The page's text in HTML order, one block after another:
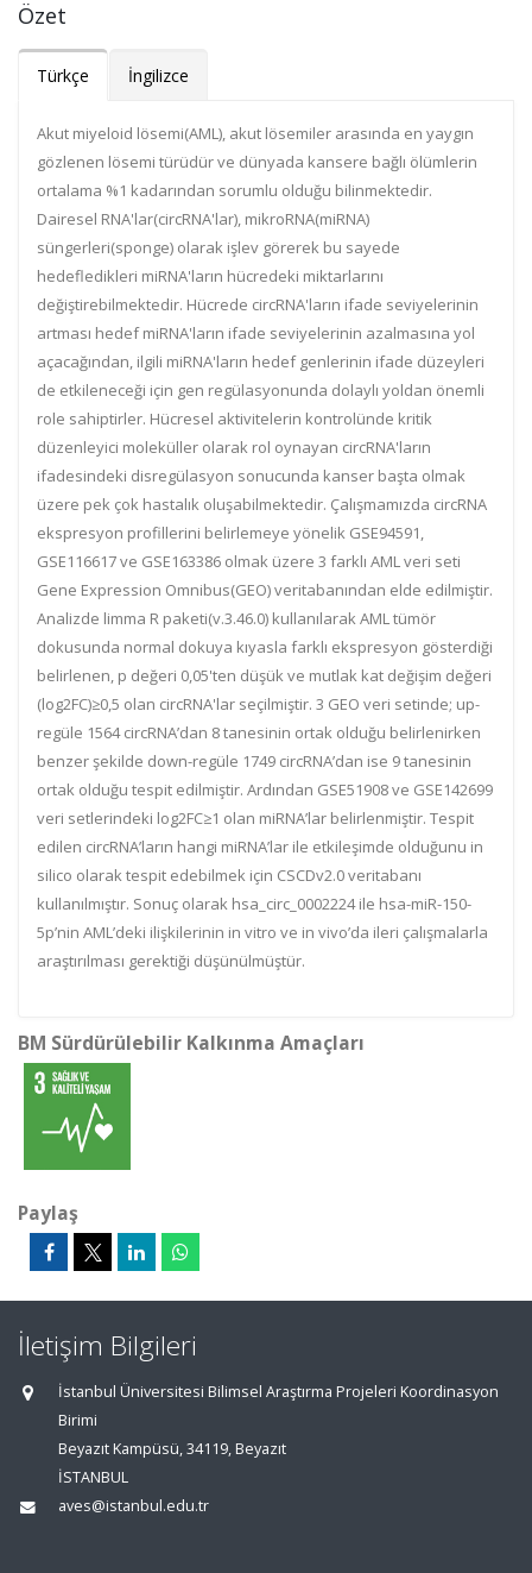
Özet
Türkçe İngilizce
Akut miyeloid lösemi(AML), akut lösemiler arasında en yaygın
gözlenen lösemi türüdür ve dünyada kansere bağlı ölümlerin
ortalama %1 kadarından sorumlu olduğu bilinmektedir.
Dairesel RNA'lar(circRNA'lar), mikroRNA(miRNA)
süngerleri(sponge) olarak işlev görerek bu sayede
hedefledikleri miRNA'ların hücredeki miktarlarını
değiştirebilmektedir. Hücrede circRNA'ların ifade seviyelerinin
artması hedef miRNA'ların ifade seviyelerinin azalmasına yol
açacağından, ilgili miRNA'ların hedef genlerinin ifade düzeyleri
de etkileneceği için gen regülasyonunda dolaylı yoldan önemli
role sahiptirler. Hücresel aktivitelerin kontrolünde kritik
düzenleyici moleküller olarak rol oynayan circRNA'ların
ifadesindeki disregülasyon sonucunda kanser başta olmak
üzere pek çok hastalık oluşabilmektedir. Çalışmamızda circRNA
ekspresyon profillerini belirlemeye yönelik GSE94591,
GSE116617 ve GSE163386 olmak üzere 3 farklı AML veri seti
Gene Expression Omnibus(GEO) veritabanından elde edilmiştir.
Analizde limma R paketi(v.3.46.0) kullanılarak AML tümör
dokusunda normal dokuya kıyasla farklı ekspresyon gösterdiği
belirlenen, p değeri 0,05'ten düşük ve mutlak kat değişim değeri
(log2FC)≥0,5 olan circRNA'lar seçilmiştir. 3 GEO veri setinde; up-
regüle 1564 circRNA’dan 8 tanesinin ortak olduğu belirlenirken
benzer şekilde down-regüle 1749 circRNA’dan ise 9 tanesinin
ortak olduğu tespit edilmiştir. Ardından GSE51908 ve GSE142699
veri setlerindeki log2FC≥1 olan miRNA’lar belirlenmiştir. Tespit
edilen circRNA’ların hangi miRNA’lar ile etkileşimde olduğunu in
silico olarak tespit edebilmek için CSCDv2.0 veritabanı
kullanılmıştır. Sonuç olarak hsa_circ_0002224 ile hsa-miR-150-
5p’nin AML’deki ilişkilerinin in vitro ve in vivo’da ileri çalışmalarla
araştırılması gerektiği düşünülmüştür.
BM Sürdürülebilir Kalkınma Amaçları
Paylaş
İletişim Bilgileri
İstanbul Üniversitesi Bilimsel Araştırma Projeleri Koordinasyon
Birimi
Beyazıt Kampüsü, 34119, Beyazıt
İSTANBUL
aves@istanbul.edu.tr